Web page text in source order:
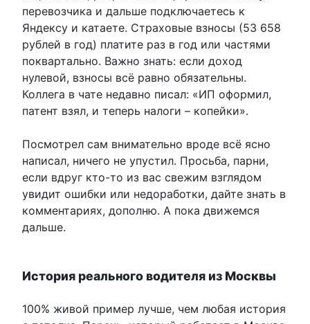
перевозчика и дальше подключаетесь к
Яндексу и катаете. Страховые взносы (53 658
рублей в год) платите раз в год или частями
поквартально. Важно знать: если доход
нулевой, взносы всё равно обязательны.
Коллега в чате недавно писал: «ИП оформил,
патент взял, и теперь налоги – копейки».
Посмотрел сам внимательно вроде всё ясно
написал, ничего не упустил. Просьба, парни,
если вдруг кто-то из вас свежим взглядом
увидит ошибки или недоработки, дайте знать в
комментариях, дополню. А пока движемся
дальше.
История реального водителя из Москвы
100% живой пример лучше, чем любая история